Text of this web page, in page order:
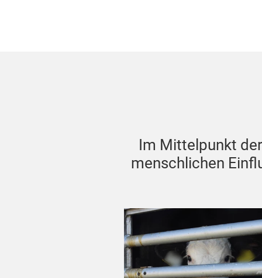
Im Mittelpunkt
menschlichen